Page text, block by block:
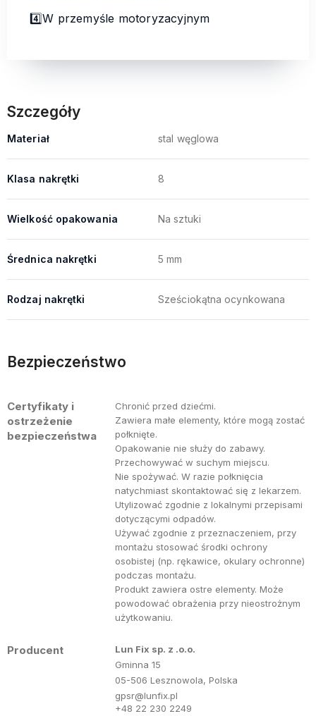
4️⃣W przemyśle motoryzacyjnym
Szczegóły
Materiał stal węglowa
Klasa nakrętki 8
Wielkość opakowania Na sztuki
Średnica nakrętki 5 mm
Rodzaj nakrętki Sześciokątna ocynkowana
Bezpieczeństwo
Certyfikaty i
ostrzeżenie
bezpieczeństwa
Chronić przed dziećmi.
Zawiera małe elementy, które mogą zostać
połknięte.
Opakowanie nie służy do zabawy.
Przechowywać w suchym miejscu.
Nie spożywać. W razie połknięcia
natychmiast skontaktować się z lekarzem.
Utylizować zgodnie z lokalnymi przepisami
dotyczącymi odpadów.
Używać zgodnie z przeznaczeniem, przy
montażu stosować środki ochrony
osobistej (np. rękawice, okulary ochronne)
podczas montażu.
Produkt zawiera ostre elementy. Może
powodować obrażenia przy nieostrożnym
użytkowaniu.
Producent
Lun Fix sp. z .o.o.
Gminna 15
05-506 Lesznowola, Polska
gpsr@lunfix.pl
+48 22 230 2249